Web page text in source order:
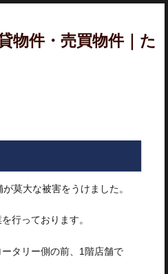
物件・売買物件｜た
莫大な被害をうけました。
行っております。
タリー側の前、1階店舗で